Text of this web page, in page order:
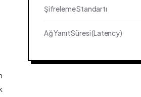
Şifreleme Standartı
Ağ Yanıt Süresi (Latency)